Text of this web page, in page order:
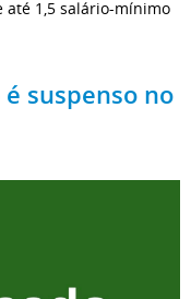
até 1,5 salário-mínimo
suspenso no